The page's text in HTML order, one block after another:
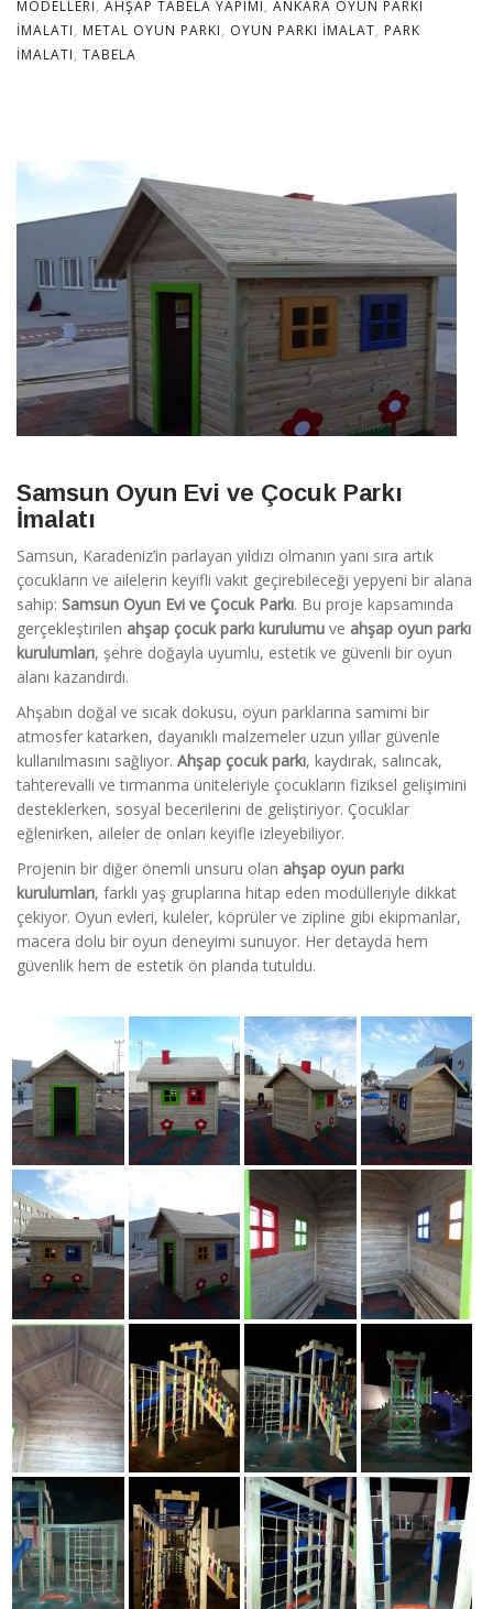
MODELLERI, AHŞAP TABELA YAPIMI, ANKARA OYUN PARKI
IMALATI, METAL OYUN PARKI, OYUN PARKI IMALAT, PARK
IMALATI, TABELA
Samsun Oyun Evi ve Çocuk Parkı
İmalatı
Samsun, Karadeniz’in parlayan yıldızı olmanın yanı sıra artık
çocukların ve ailelerin keyifli vakit geçirebileceği yepyeni bir alana
sahip: Samsun Oyun Evi ve Çocuk Parkı. Bu proje kapsamında
gerçekleştirilen ahşap çocuk parkı kurulumu ve ahşap oyun parkı
kurulumları, şehre doğayla uyumlu, estetik ve güvenli bir oyun
alanı kazandırdı.
Ahşabın doğal ve sıcak dokusu, oyun parklarına samimi bir
atmosfer katarken, dayanıklı malzemeler uzun yıllar güvenle
kullanılmasını sağlıyor. Ahşap çocuk parkı, kaydırak, salıncak,
tahterevalli ve tırmanma üniteleriyle çocukların fiziksel gelişimini
desteklerken, sosyal becerilerini de geliştiriyor. Çocuklar
eğlenirken, aileler de onları keyifle izleyebiliyor.
Projenin bir diğer önemli unsuru olan ahşap oyun parkı
kurulumları, farklı yaş gruplarına hitap eden modülleriyle dikkat
çekiyor. Oyun evleri, kuleler, köprüler ve zipline gibi ekipmanlar,
macera dolu bir oyun deneyimi sunuyor. Her detayda hem
güvenlik hem de estetik ön planda tutuldu.